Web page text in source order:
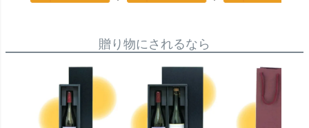
贈り物にされるなら